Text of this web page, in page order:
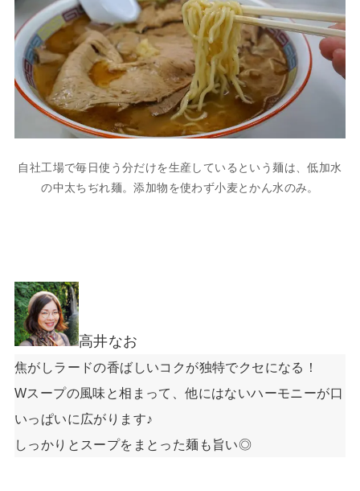
自社工場で毎日使う分だけを生産しているという麺は、低加水
の中太ちぢれ麺。添加物を使わず小麦とかん水のみ。
高井なお
焦がしラードの香ばしいコクが独特でクセになる！
Wスープの風味と相まって、他にはないハーモニーが口
いっぱいに広がります♪
しっかりとスープをまとった麺も旨い◎